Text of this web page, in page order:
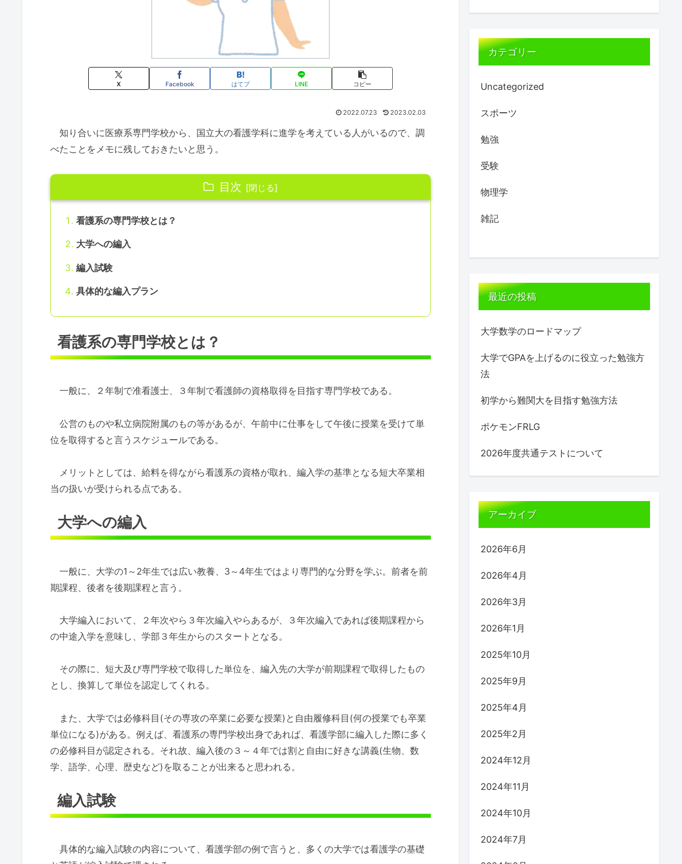
X Facebook はてブ LINE コピー
2022.07.23 2023.02.03
知り合いに医療系専門学校から、国立大の看護学科に進学を考えている人がいるので、調
べたことをメモに残しておきたいと思う。
目次
看護系の専門学校とは？
大学への編入
編入試験
具体的な編入プラン
看護系の専門学校とは？
一般に、２年制で准看護士、３年制で看護師の資格取得を目指す専門学校である。
公営のものや私立病院附属のもの等があるが、午前中に仕事をして午後に授業を受けて単
位を取得すると言うスケジュールである。
メリットとしては、給料を得ながら看護系の資格が取れ、編入学の基準となる短大卒業相
当の扱いが受けられる点である。
大学への編入
一般に、大学の1～2年生では広い教養、3～4年生ではより専門的な分野を学ぶ。前者を前
期課程、後者を後期課程と言う。
大学編入において、２年次やら３年次編入やらあるが、３年次編入であれば後期課程から
の中途入学を意味し、学部３年生からのスタートとなる。
その際に、短大及び専門学校で取得した単位を、編入先の大学が前期課程で取得したもの
とし、換算して単位を認定してくれる。
また、大学では必修科目(その専攻の卒業に必要な授業)と自由履修科目(何の授業でも卒業
単位になる)がある。例えば、看護系の専門学校出身であれば、看護学部に編入した際に多く
の必修科目が認定される。それ故、編入後の３～４年では割と自由に好きな講義(生物、数
学、語学、心理、歴史など)を取ることが出来ると思われる。
編入試験
具体的な編入試験の内容について、看護学部の例で言うと、多くの大学では看護学の基礎
カテゴリー
Uncategorized
スポーツ
勉強
受験
物理学
雑記
最近の投稿
大学数学のロードマップ
大学でGPAを上げるのに役立った勉強方
法
初学から難関大を目指す勉強方法
ポケモンFRLG
2026年度共通テストについて
アーカイブ
2026年6月
2026年4月
2026年3月
2026年1月
2025年10月
2025年9月
2025年4月
2025年2月
2024年12月
2024年11月
2024年10月
2024年7月